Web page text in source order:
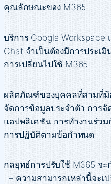
คุณลักษณะของ M365
บริการ Google Workspace
Chat จำเป็นต้องมีการประเ
การเปลี่ยนไปใช้ M365
ผลิตภัณฑ์ของบุคคลที่สามที่มี
จัดการข้อมูลประจำตัว การ
แอปพลิเคชัน การทำงานร่ว
การปฏิบัติตามข้อกำหนด
กลยุทธ์การปรับใช้ M365 จะ
– ความสามารถเหล่านี้จะ